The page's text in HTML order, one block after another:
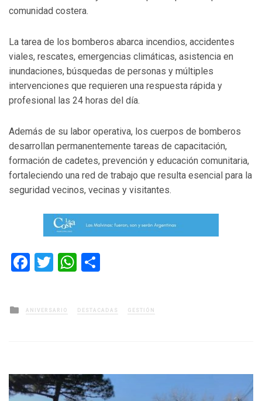
comunidad costera.
La tarea de los bomberos abarca incendios, accidentes
viales, rescates, emergencias climáticas, asistencia en
inundaciones, búsquedas de personas y múltiples
intervenciones que requieren una respuesta rápida y
profesional las 24 horas del día.
Además de su labor operativa, los cuerpos de bomberos
desarrollan permanentemente tareas de capacitación,
formación de cadetes, prevención y educación comunitaria,
fortaleciendo una red de trabajo que resulta esencial para la
seguridad vecinos, vecinas y visitantes.
Facebook
TwitterWhatsApp
Posted
in
ANIVERSARIO DESTACADAS GESTIÓN